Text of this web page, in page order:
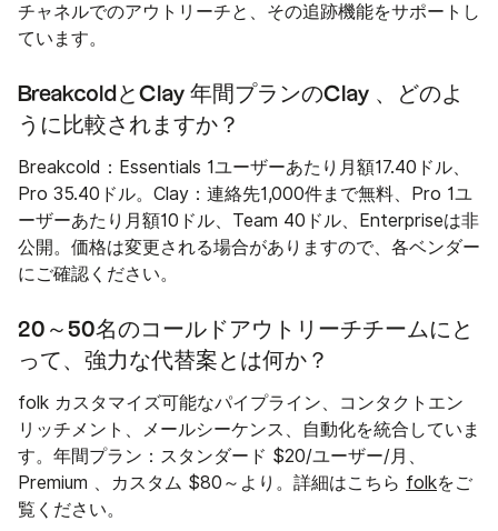
チャネルでのアウトリーチと、その追跡機能をサポートし
ています。
BreakcoldとClay 年間プランのClay 、どのよ
うに比較されますか？
Breakcold：Essentials 1ユーザーあたり月額17.40ドル、
Pro 35.40ドル。Clay：連絡先1,000件まで無料、Pro 1ユ
ーザーあたり月額10ドル、Team 40ドル、Enterpriseは非
公開。価格は変更される場合がありますので、各ベンダー
にご確認ください。
20～50名のコールドアウトリーチチームにと
って、強力な代替案とは何か？
folk カスタマイズ可能なパイプライン、コンタクトエン
リッチメント、メールシーケンス、自動化を統合していま
す。年間プラン：スタンダード $20/ユーザー/月、
Premium 、カスタム $80～より。詳細はこちら folkをご
覧ください。